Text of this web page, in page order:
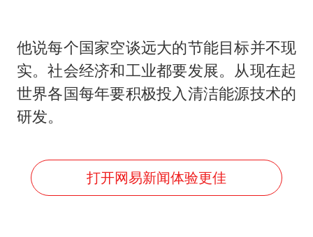
他说每个国家空谈远大的节能目标并不现
实。社会经济和工业都要发展。从现在起
世界各国每年要积极投入清洁能源技术的
研发。
打开网易新闻体验更佳